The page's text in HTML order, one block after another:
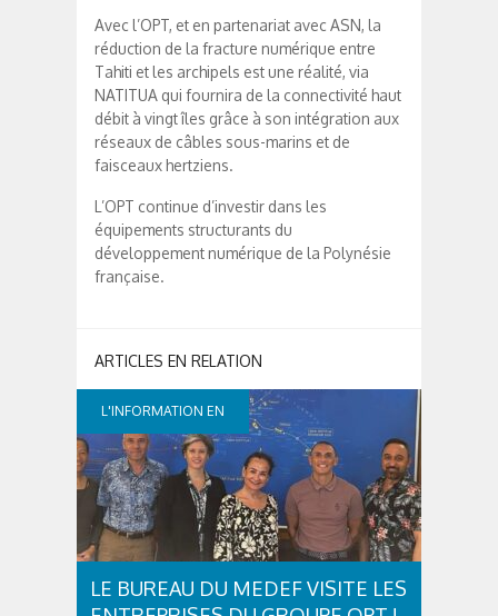
Avec l’OPT, et en partenariat avec ASN, la
réduction de la fracture numérique entre
Tahiti et les archipels est une réalité, via
NATITUA qui fournira de la connectivité haut
débit à vingt îles grâce à son intégration aux
réseaux de câbles sous-marins et de
faisceaux hertziens.
L’OPT continue d’investir dans les
équipements structurants du
développement numérique de la Polynésie
française.
L'INFORMATION EN
CONTINUE
LE BUREAU DU MEDEF VISITE LES